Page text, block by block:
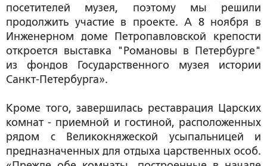
посетителей музея, поэтому мы решили
продолжить участие в проекте. А 8 ноября в
Инженерном доме Петропавловской крепости
откроется выставка "Романовы в Петербурге"
из фондов Государственного музея истории
Санкт-Петербурга».
Кроме того, завершилась реставрация Царских
комнат - приемной и гостиной, расположенных
рядом с Великокняжеской усыпальницей и
предназначенных для отдыха царственных особ.